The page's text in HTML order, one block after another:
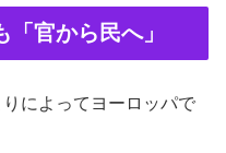
官から民へ」
によってヨーロッパで